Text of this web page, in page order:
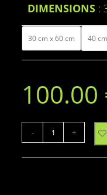
DIMENSIONS
30 cm x 60 cm 40
100.00
- +